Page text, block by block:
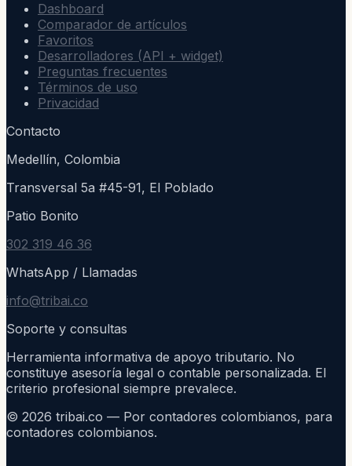
Dashboard
Comparador de artículos
Favoritos
Desarrolladores (API + widget)
Preguntas frecuentes
Términos de uso
Privacidad
Contacto
Medellín, Colombia
Transversal 5a #45-91, El Poblado
Patio Bonito
302 319 46 36
WhatsApp / Llamadas
info@tribai.co
Soporte y consultas
Herramienta informativa de apoyo tributario. No
constituye asesoría legal o contable personalizada. El
criterio profesional siempre prevalece.
© 2026 tribai.co — Por contadores colombianos, para
contadores colombianos.